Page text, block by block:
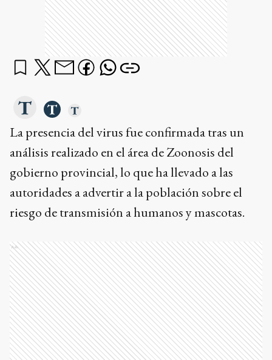
La presencia del virus fue confirmada tras un
análisis realizado en el área de Zoonosis del
gobierno provincial, lo que ha llevado a las
autoridades a advertir a la población sobre el
riesgo de transmisión a humanos y mascotas.
Ads